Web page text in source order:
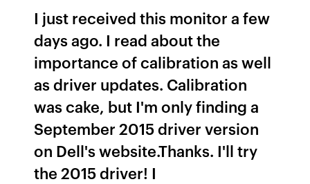
I just received this monitor a few
days ago. I read about the
importance of calibration as well
as driver updates. Calibration
was cake, but I'm only finding a
September 2015 driver version
on Dell's website.Thanks. I'll try
the 2015 driver! I